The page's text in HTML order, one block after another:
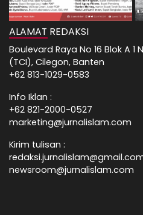
ALAMAT REDAKSI
Boulevard Raya No 16 Blok A
(TCI), Cilegon, Banten
+62 813-1029-0583
Info Iklan :
+62 821-2000-0527
marketing@jurnalislam.com
Kirim tulisan :
newsroom@jurnalislam.com